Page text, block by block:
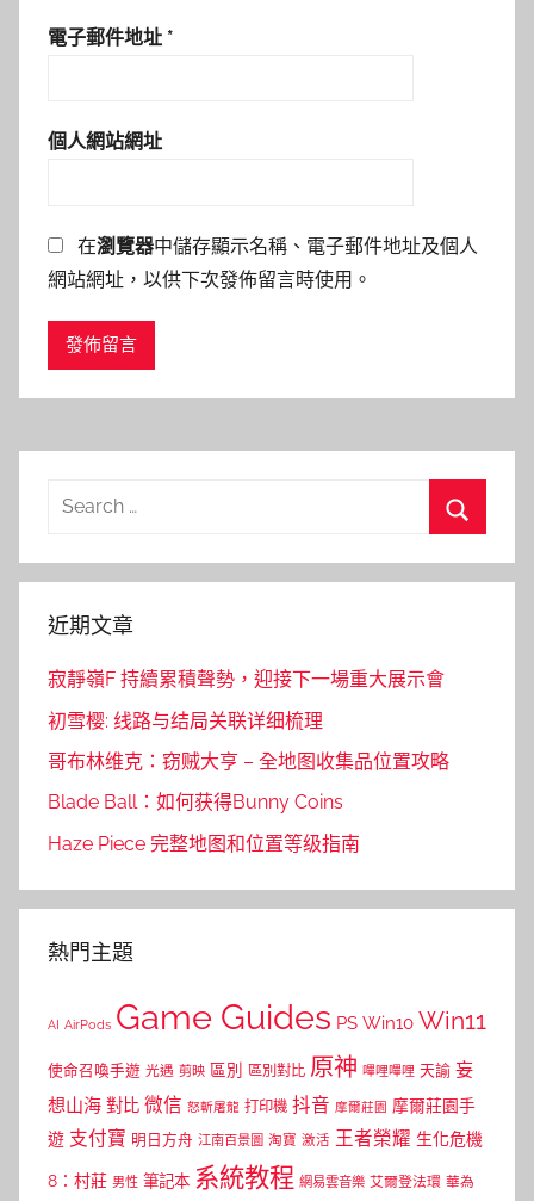
電子郵件地址 *
個人網站網址
在瀏覽器中儲存顯示名稱、電子郵件地址及個人
網站網址，以供下次發佈留言時使用。
Search
近期文章
寂靜嶺F 持續累積聲勢，迎接下一場重大展示會
初雪樱: 线路与结局关联详细梳理
哥布林维克：窃贼大亨 – 全地图收集品位置攻略
Blade Ball：如何获得Bunny Coins
Haze Piece 完整地图和位置等级指南
熱門主題
AI AirPods Game Guides PS Win10 Win11
使命召喚手遊 光遇 剪映 區別 區別對比 原神 嗶哩嗶哩 天諭 妄
想山海 對比 微信 怒斬屠龍 打印機 抖音 摩爾莊園 摩爾莊園手
遊 支付寶 明日方舟 江南百景圖 淘寶 激活 王者榮耀 生化危機
8：村莊 男性 筆記本 系統教程 網易雲音樂 艾爾登法環 華為